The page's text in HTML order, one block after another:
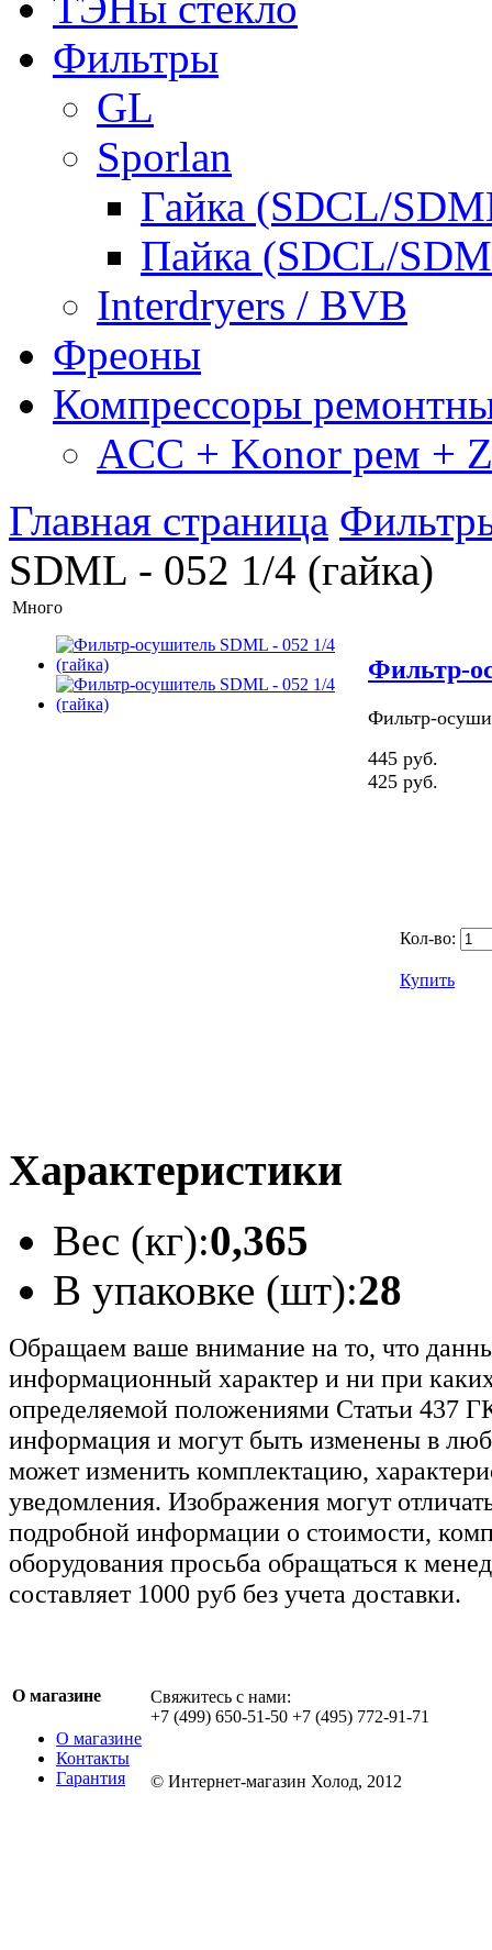
Фильтры
GL
Sporlan
Гайка (SDCL/
Пайка (SDCL/
Interdryers / BVB
Фреоны
Компрессоры
ACC + Konor рем +
Главная страница
SDML - 052 1/4 (гайка)
Много
Фильтр-
Фильтр-
445 руб.
425 руб.
Кол-во:
Купить
Характеристики
Вес (кг):0,365
В упаковке (шт):28
Обращаем ваше внимание на то, что
информационный характер и ни при
определяемой положениями Статьи 437
информация и могут быть изменены в
может изменить комплектацию,
уведомления. Изображения могут
подробной информации о стоимости,
оборудования просьба обращаться к
составляет 1000 руб без учета доставки.
О магазине
О магазине
Контакты
Гарантия
Свяжитесь с нами:
+7 (499) 650-51-50 +7 (495) 772-91-71
© Интернет-магазин Холод, 2012